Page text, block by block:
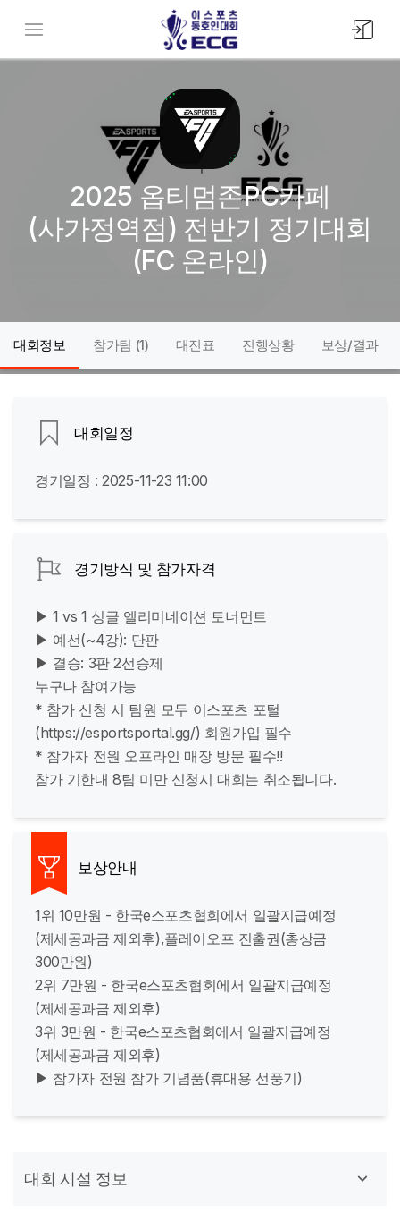
메뉴버튼
2025 옵티멈존PC카페
(사가정역점) 전반기 정기대회
(FC 온라인)
대회정보 참가팀 (1) 대진표 진행상황 보상/결과
대회일정
경기일정 : 2025-11-23 11:00
경기방식 및 참가자격
▶ 1 vs 1 싱글 엘리미네이션 토너먼트
▶ 예선(~4강): 단판
▶ 결승: 3판 2선승제
누구나 참여가능
* 참가 신청 시 팀원 모두 이스포츠 포털
(https://esportsportal.gg/) 회원가입 필수
* 참가자 전원 오프라인 매장 방문 필수!!
참가 기한내 8팀 미만 신청시 대회는 취소됩니다.
보상안내
1위 10만원 - 한국e스포츠협회에서 일괄지급예정
(제세공과금 제외후),플레이오프 진출권(총상금
300만원)
2위 7만원 - 한국e스포츠협회에서 일괄지급예정
(제세공과금 제외후)
3위 3만원 - 한국e스포츠협회에서 일괄지급예정
(제세공과금 제외후)
▶ 참가자 전원 참가 기념품(휴대용 선풍기)
대회 시설 정보